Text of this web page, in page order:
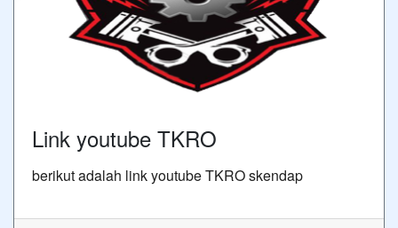
Link youtube TKRO
berikut adalah link youtube TKRO skendap